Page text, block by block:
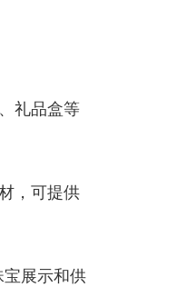
礼品盒等
，可提供
展示和供